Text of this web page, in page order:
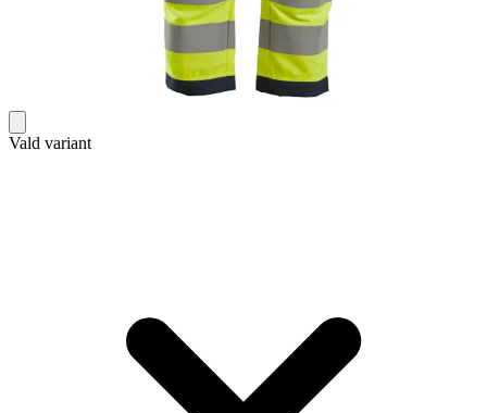
Vald variant